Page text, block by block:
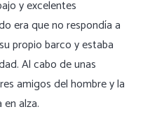
y excelentes
era que no respondía a
propio barco y estaba
Al cabo de unas
amigos del hombre y la
alza.